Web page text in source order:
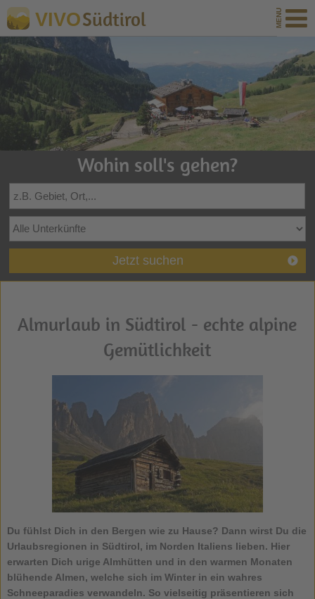
VIVOSüdtirol
Wohin soll's gehen?
Jetzt suchen
Almurlaub in Südtirol - echte alpine
Gemütlichkeit
Du fühlst Dich in den Bergen wie zu Hause? Dann wirst Du die
Urlaubsregionen in Südtirol, im Norden Italiens lieben. Hier
erwarten Dich urige Almhütten und in den warmen Monaten
blühende Almen, welche sich im Winter in ein wahres
Schneeparadies verwandeln. So vielseitig präsentieren sich